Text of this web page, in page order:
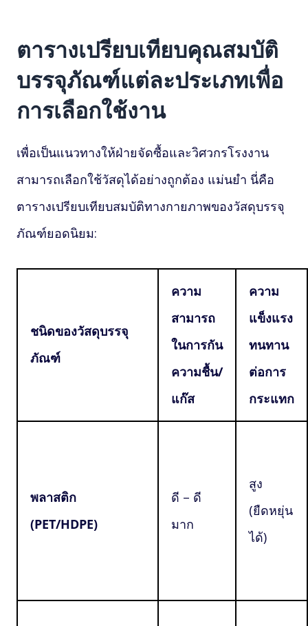
ตารางเปรียบเทียบคุณสมบัติ
บรรจุภัณฑ์แต่ละประเภทเพื่อ
การเลือกใช้งาน
เพื่อเป็นแนวทางให้ฝ่ายจัดซื้อและวิศวกรโรงงาน
สามารถเลือกใช้วัสดุได้อย่างถูกต้อง แม่นยำ นี่คือ
ตารางเปรียบเทียบสมบัติทางกายภาพของวัสดุบรรจุ
ภัณฑ์ยอดนิยม:
ชนิดของวัสดุบรรจุ
ภัณฑ์
ความ
สามารถ
ในการกัน
ความชื้น/
แก๊ส
ความ
แข็งแรง
ทนทาน
ต่อการ
กระแทก
พลาสติก
(PET/HDPE)
ดี – ดี
มาก
สูง
(ยืดหยุ่น
ได้)